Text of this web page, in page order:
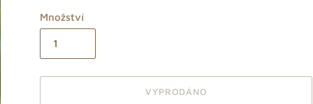
Množství
VYPRODÁNO